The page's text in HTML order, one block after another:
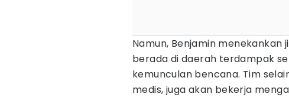
Namun, Benjamin
berada di daerah terdampak
kemunculan bencana. Tim
medis, juga akan bekerja